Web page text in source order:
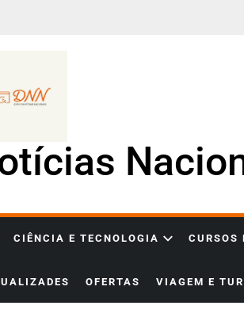
CIÊNCIA E TECNOLOGIA CURSOS
OFERTAS VIAGEM E